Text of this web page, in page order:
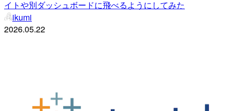
イトや別ダッシュボードに飛べるようにしてみた
ikumi
2026.05.22